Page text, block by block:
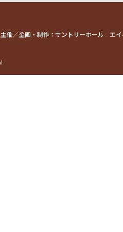
主催／企画・制作：サントリーホール エ